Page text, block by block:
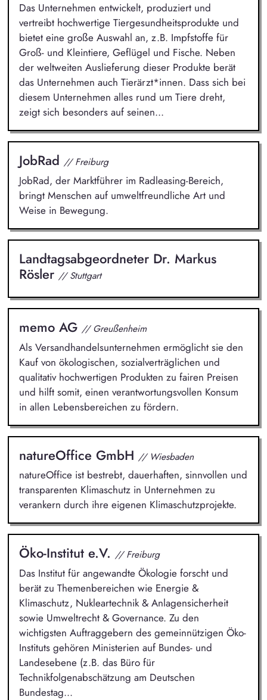
Das Unternehmen entwickelt, produziert und
vertreibt hochwertige Tiergesundheitsprodukte und
bietet eine große Auswahl an, z.B. Impfstoffe für
Groß- und Kleintiere, Geflügel und Fische. Neben
der weltweiten Auslieferung dieser Produkte berät
das Unternehmen auch Tierärzt*innen. Dass sich bei
diesem Unternehmen alles rund um Tiere dreht,
zeigt sich besonders auf seinen...
JobRad // Freiburg
JobRad, der Marktführer im Radleasing-Bereich,
bringt Menschen auf umweltfreundliche Art und
Weise in Bewegung.
Landtagsabgeordneter Dr. Markus
Rösler // Stuttgart
memo AG // Greußenheim
Als Versandhandelsunternehmen ermöglicht sie den
Kauf von ökologischen, sozialverträglichen und
qualitativ hochwertigen Produkten zu fairen Preisen
und hilft somit, einen verantwortungsvollen Konsum
in allen Lebensbereichen zu fördern.
natureOffice GmbH // Wiesbaden
natureOffice ist bestrebt, dauerhaften, sinnvollen und
transparenten Klimaschutz in Unternehmen zu
verankern durch ihre eigenen Klimaschutzprojekte.
Öko-Institut e.V. // Freiburg
Das Institut für angewandte Ökologie forscht und
berät zu Themenbereichen wie Energie &
Klimaschutz, Nukleartechnik & Anlagensicherheit
sowie Umweltrecht & Governance. Zu den
wichtigsten Auftraggebern des gemeinnützigen Öko-
Instituts gehören Ministerien auf Bundes- und
Landesebene (z.B. das Büro für
Technikfolgenabschätzung am Deutschen
Bundestag...